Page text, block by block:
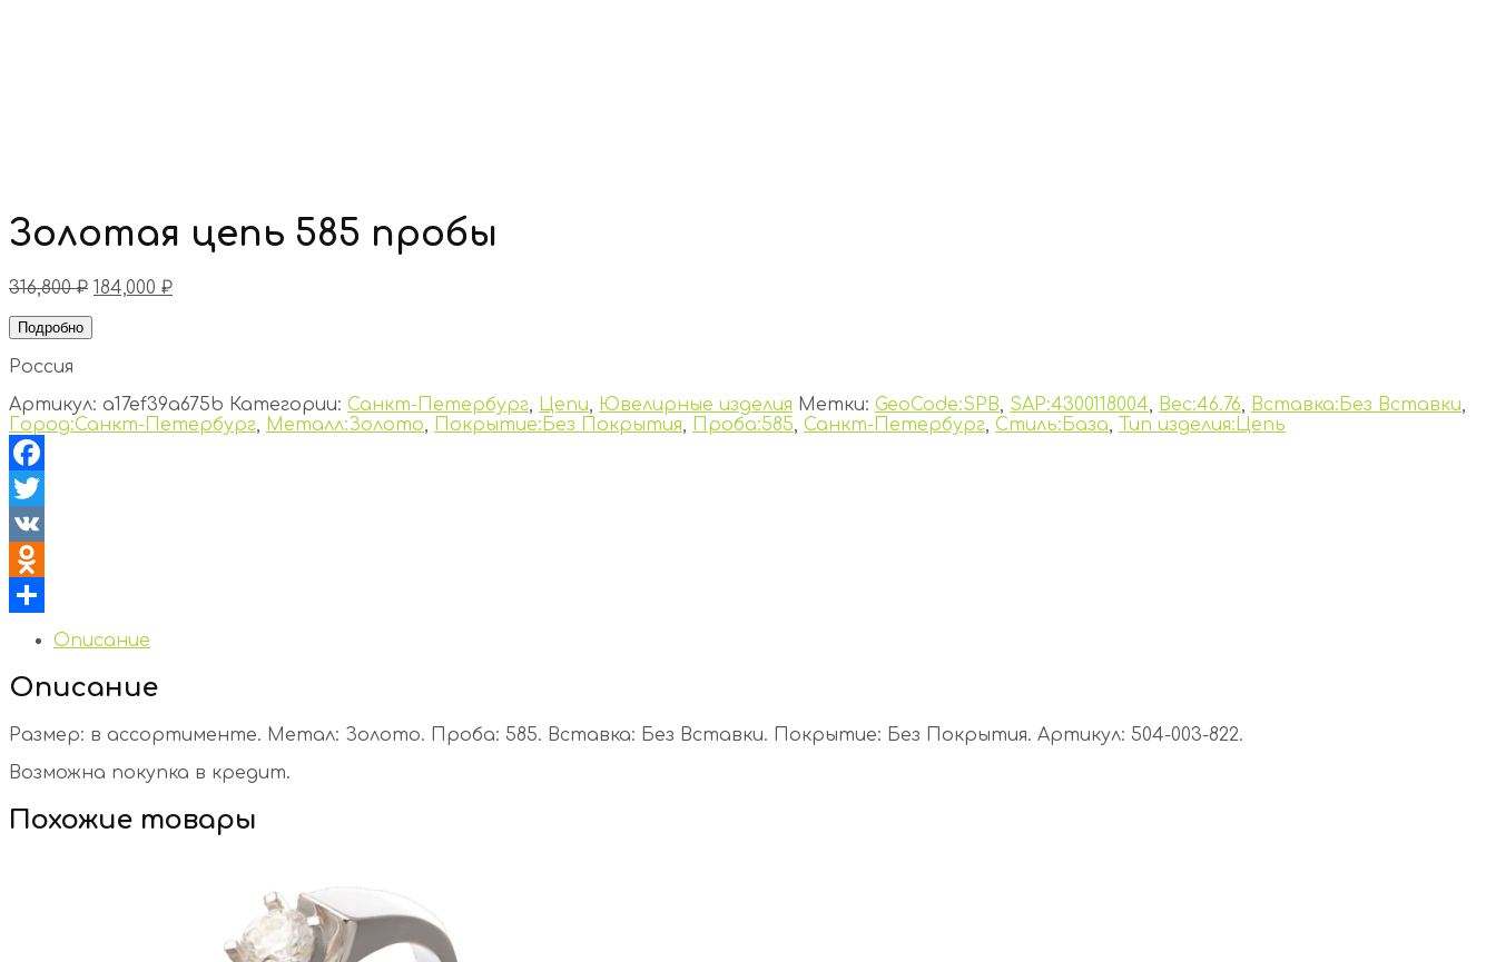
Золотая цепь 585 пробы
316,800₽ 184,000 ₽
Подробно
Россия
Артикул: a17ef39a675b Категории: Санкт-Петербург, Цепи, Ювелирные изделия Метки: GeoCode:SPB, SAP:4300118004, Вес:46.76, Вставка:Без Вставки,
Город:Санкт-Петербург, Металл:Золото, Покрытие:Без Покрытия, Проба:585, Санкт-Петербург, Стиль:База, Тип изделия:Цепь
Facebook
Twitter
VK
Odnoklassniki
Отправить
Описание
Описание
Размер: в ассортименте. Метал: Золото. Проба: 585. Вставка: Без Вставки. Покрытие: Без Покрытия. Артикул: 504-003-822.
Возможна покупка в кредит.
Похожие товары